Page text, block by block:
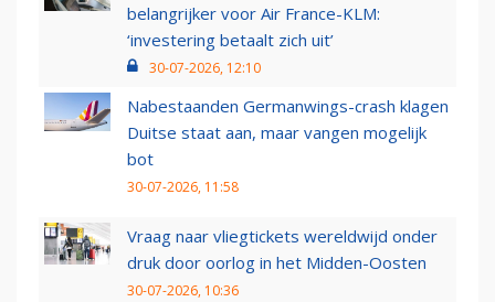
belangrijker voor Air France-KLM:
‘investering betaalt zich uit’
30-07-2026, 12:10
Nabestaanden Germanwings-crash klagen
Duitse staat aan, maar vangen mogelijk
bot
30-07-2026, 11:58
Vraag naar vliegtickets wereldwijd onder
druk door oorlog in het Midden-Oosten
30-07-2026, 10:36